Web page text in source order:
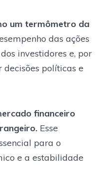
um termômetro da
das ações
investidores e, por
decisões políticas e
financeiro
Esse
para o
e a estabilidade